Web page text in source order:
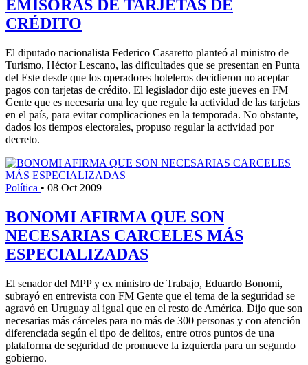
EMISORAS DE TARJETAS DE
CRÉDITO
El diputado nacionalista Federico Casaretto planteó al ministro de
Turismo, Héctor Lescano, las dificultades que se presentan en Punta
del Este desde que los operadores hoteleros decidieron no aceptar
pagos con tarjetas de crédito. El legislador dijo este jueves en FM
Gente que es necesaria una ley que regule la actividad de las tarjetas
en el país, para evitar complicaciones en la temporada. No obstante,
dados los tiempos electorales, propuso regular la actividad por
decreto.
Política • 08 Oct 2009
BONOMI AFIRMA QUE SON
NECESARIAS CARCELES MÁS
ESPECIALIZADAS
El senador del MPP y ex ministro de Trabajo, Eduardo Bonomi,
subrayó en entrevista con FM Gente que el tema de la seguridad se
agravó en Uruguay al igual que en el resto de América. Dijo que son
necesarias más cárceles para no más de 300 personas y con atención
diferenciada según el tipo de delitos, entre otros puntos de una
plataforma de seguridad de promueve la izquierda para un segundo
gobierno.